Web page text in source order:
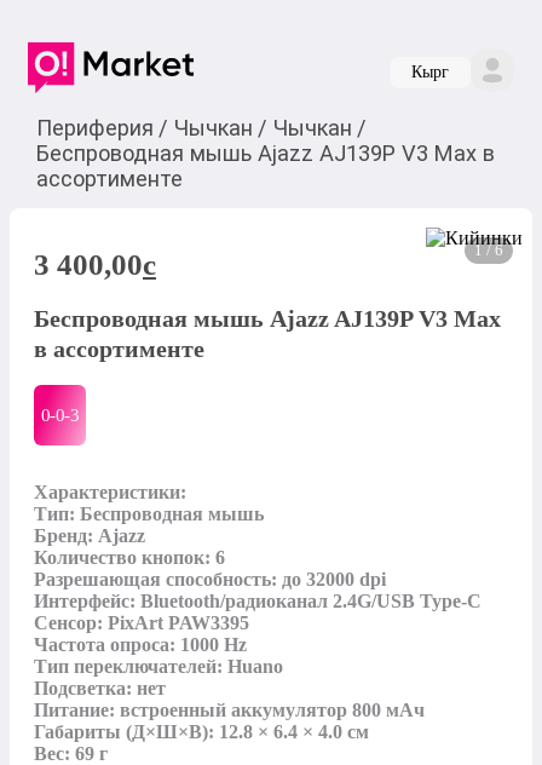
Кырг
Периферия / Чычкан / Чычкан /
Беспроводная мышь Ajazz AJ139P V3 Max в
ассортименте
1 / 6
3 400,00c
Беспроводная мышь Ajazz AJ139P V3 Max
в ассортименте
0-0-3
Характеристики:
Тип: Беспроводная мышь
Бренд: Ajazz
Количество кнопок: 6
Разрешающая способность: до 32000 dpi
Интерфейс: Bluetooth/радиоканал 2.4G/USB Type-C
Сенсор: PixArt PAW3395
Частота опроса: 1000 Hz
Тип переключателей: Huano
Подсветка: нет
Питание: встроенный аккумулятор 800 мАч
Габариты (Д×Ш×В): 12.8 × 6.4 × 4.0 см
Вес: 69 г